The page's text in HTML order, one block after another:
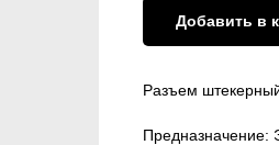
Добавить в
Разъем
Предназначение: